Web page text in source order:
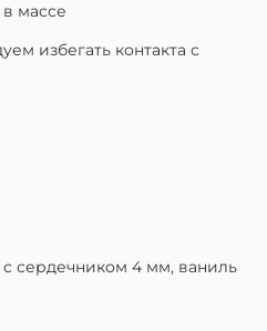
массе
избегать контакта с
сердечником 4 мм, ваниль